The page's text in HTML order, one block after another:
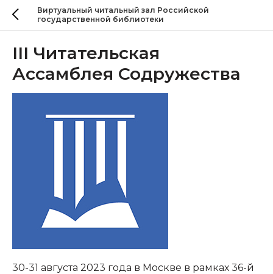
Виртуальный читальный зал Российской
государственной библиотеки
III Читательская
Ассамблея Содружества
30-31 августа 2023 года в Москве в рамках 36-й